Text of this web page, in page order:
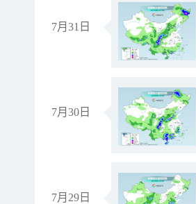
7月31日
7月30日
7月29日